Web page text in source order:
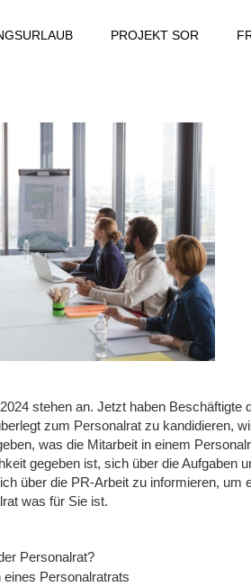
PROJEKT SOR
stehen an. Jetzt haben
zum Personalrat zu kandidieren,
was die Mitarbeit in einem
gegeben ist, sich über die Aufgaben
über die PR-Arbeit zu informieren,
was für Sie ist.
Personalrat?
eines Personalratrats